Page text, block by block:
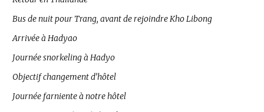
Bus de nuit pour Trang, avant de rejoindre Kho Libong
Arrivée à Hadyao
Journée snorkeling à Hadyo
Objectif changement d’hôtel
Journée farniente à notre hôtel